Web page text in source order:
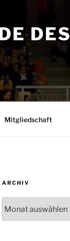
DES
Mitgliedschaft
ARCHIV